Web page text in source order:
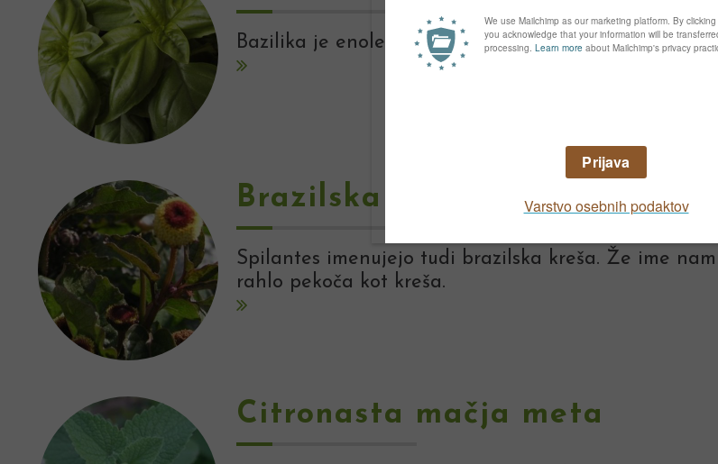
Bazilika je enoletna rastlina, visoka do 60 cm, ima
Brazilska kreša
Spilantes imenujejo tudi brazilska kreša. Že ime
rahlo pekoča kot kreša.
Citronasta mačja meta